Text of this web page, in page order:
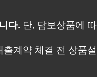
다. 단, 담보상품에
계약 체결 전 상품